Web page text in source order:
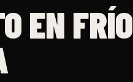
EN FRÍO